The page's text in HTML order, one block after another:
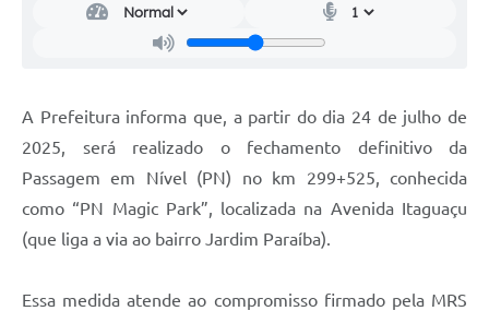
Notícias
Contato
FAQ
A Prefeitura informa que, a partir do dia 24 de julho de
2025, será realizado o fechamento definitivo da
Passagem em Nível (PN) no km 299+525, conhecida
como “PN Magic Park”, localizada na Avenida Itaguaçu
(que liga a via ao bairro Jardim Paraíba).
Essa medida atende ao compromisso firmado pela MRS